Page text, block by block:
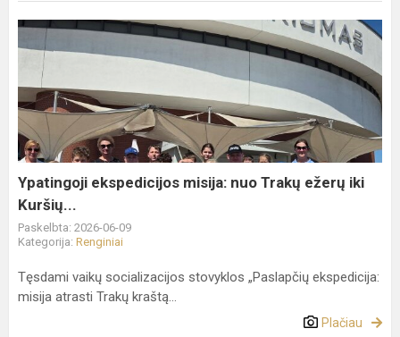
Ypatingoji
ekspedicijos
misija:
nuo
Trakų
ežerų
iki
Kuršių...
Ypatingoji ekspedicijos misija: nuo Trakų ežerų iki
Kuršių...
Paskelbta: 2026-06-09
Kategorija: Renginiai
Tęsdami vaikų socializacijos stovyklos „Paslapčių ekspedicija:
misija atrasti Trakų kraštą...
Plačiau